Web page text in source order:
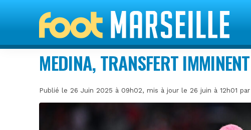
MEDINA, TRANSFERT IMMINENT
Publié le 26 Juin 2025 à 09h02, mis à jour le 26 juin à 12h01 par